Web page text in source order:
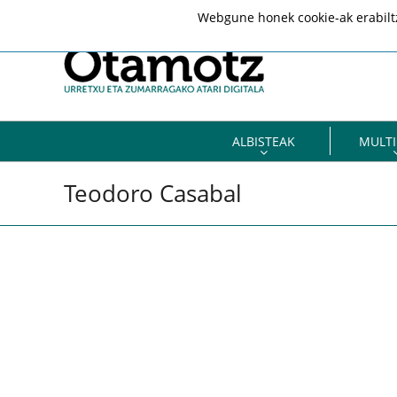
ALBISTEAK
Teodoro Casabal
Webgune honek cookie-ak